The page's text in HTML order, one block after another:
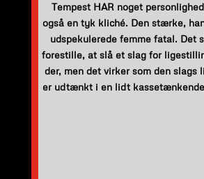
Tempest HAR noget
også en tyk kliché. Den stærke,
udspekulerede femme fatal. Det
forestille, at slå et slag for
der, men det virker som den slags
er udtænkt i en lidt